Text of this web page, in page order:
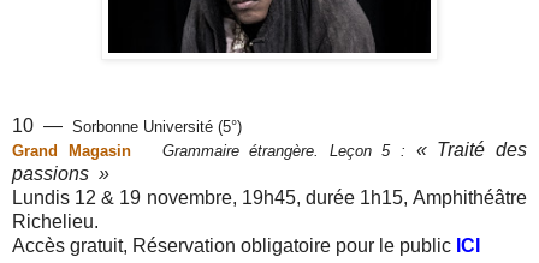
10 — Sorbonne Université (5°)
Grand Magasin
Grammaire étrangère. Leçon 5 : « Traité des
passions »
Lundis 12 & 19 novembre, 19h45, durée 1h15, Amphithéâtre
Richelieu.
Accès gratuit, Réservation obligatoire pour le public ICI